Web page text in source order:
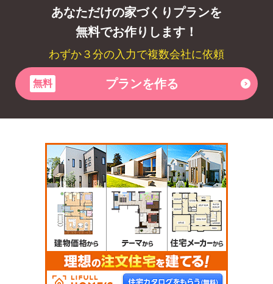
あなただけの家づくりプランを
無料でお作りします！
わずか３分の入力で複数会社に依頼
無料 プランを作る